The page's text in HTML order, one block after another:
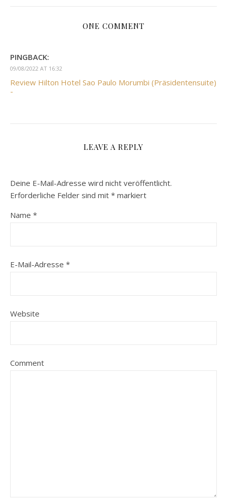
ONE COMMENT
PINGBACK:
09/08/2022 AT 16:32
Review Hilton Hotel Sao Paulo Morumbi (Präsidentensuite)
-
LEAVE A REPLY
Deine E-Mail-Adresse wird nicht veröffentlicht.
Erforderliche Felder sind mit * markiert
Name *
E-Mail-Adresse *
Website
Comment